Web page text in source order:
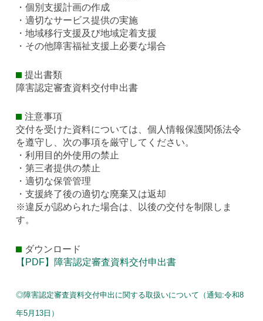
・個別支援計画の作成
・適切なサービス提供の実施
・地域移行支援及び地域定着支援
・その他障害福祉支援上必要な場合
提出書類
障害認定審査資料交付申出書
注意事項
交付を受けた資料については、個人情報保護関係法令
を遵守し、次の事項を厳守してください。
・利用目的外使用の禁止
・第三者提供の禁止
・適切な保管管理
・支援終了後の適切な廃棄又は返却
※違反が認められた場合は、以後の交付を制限しま
す。
ダウンロード
【PDF】障害認定審査資料交付申出書
◎障害認定審査資料交付申出に関する取扱いについて（通知:令和8
年5月13日）